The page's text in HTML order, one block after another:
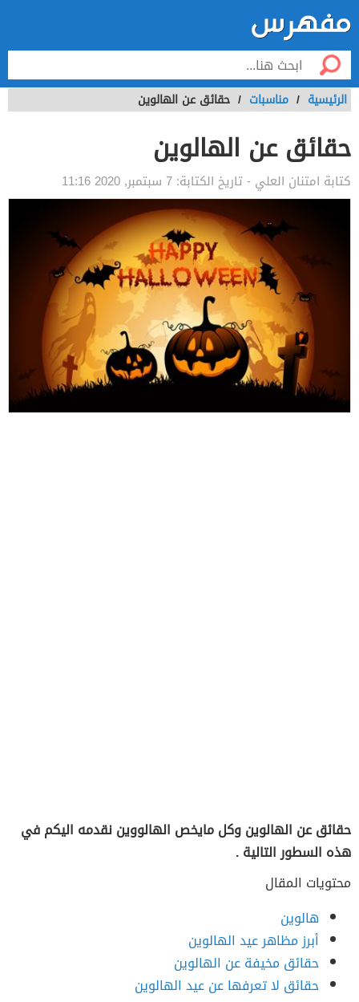
الرئيسية / مناسبات / حقائق عن الهالوين
حقائق عن الهالوين
كتابة امتنان العلي - تاريخ الكتابة: 7 سبتمبر, 2020 11:16
حقائق عن الهالوين وكل مايخص الهالووين نقدمه اليكم في
هذه السطور التالية .
محتويات المقال
هالوين
أبرز مظاهر عيد الهالوين
حقائق مخيفة عن الهالوين
حقائق لا تعرفها عن عيد الهالوين